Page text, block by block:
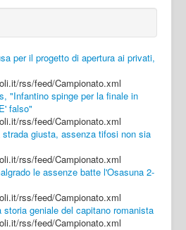
per il progetto di apertura ai privati,
rss/feed/Campionato.xml
"Infantino spinge per la finale in
falso"
rss/feed/Campionato.xml
giusta, assenza tifosi non sia
rss/feed/Campionato.xml
le assenze batte l'Osasuna 2-
rss/feed/Campionato.xml
storia geniale del capitano romanista
rss/feed/Campionato.xml